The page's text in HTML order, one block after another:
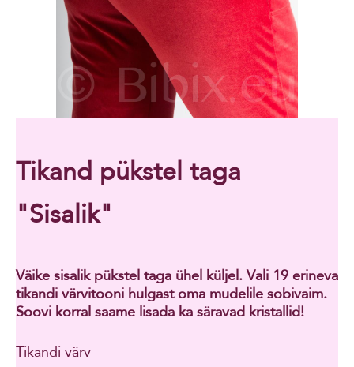
Tikand pükstel taga
"Sisalik"
Väike sisalik pükstel taga ühel küljel. Vali 19 erineva
tikandi värvitooni hulgast oma mudelile sobivaim.
Soovi korral saame lisada ka säravad kristallid!
Tikandi värv